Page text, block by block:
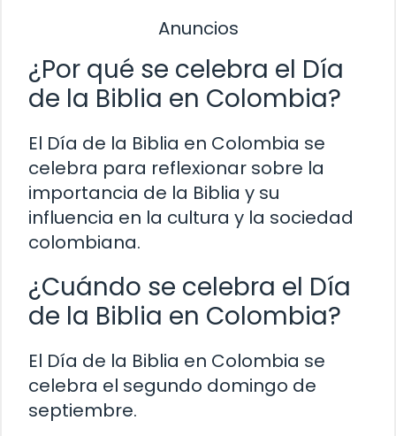
Anuncios
¿Por qué se celebra el Día
de la Biblia en Colombia?
El Día de la Biblia en Colombia se
celebra para reflexionar sobre la
importancia de la Biblia y su
influencia en la cultura y la sociedad
colombiana.
¿Cuándo se celebra el Día
de la Biblia en Colombia?
El Día de la Biblia en Colombia se
celebra el segundo domingo de
septiembre.